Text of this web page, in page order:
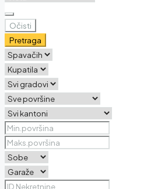
Očisti
Pretraga